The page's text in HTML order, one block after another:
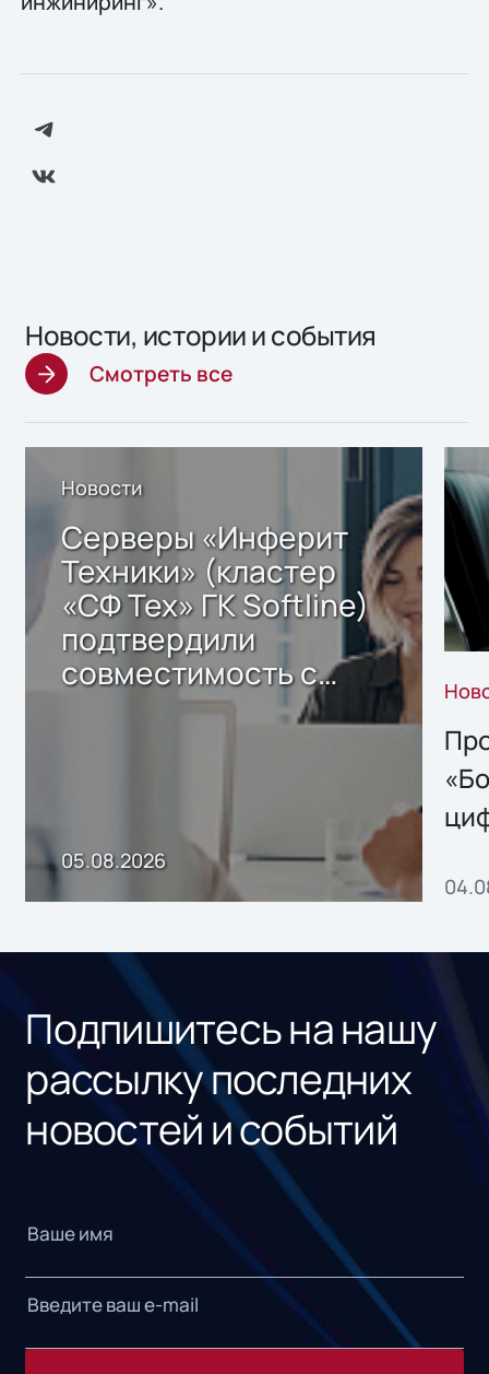
Новости, истории и события
Смотреть все
Новости
Серверы «Инферит
Техники» (кластер
«СФ Тех» ГК Softline)
подтвердили
совместимость с
решением Sharx
05.08.2026
Подпишитесь на нашу
рассылку последних
новостей и событий